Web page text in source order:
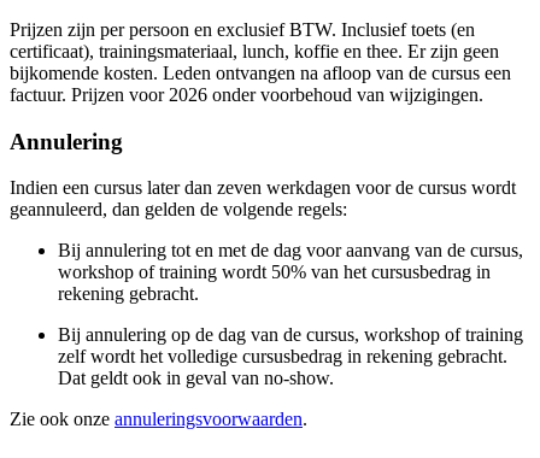
Prijzen zijn per persoon en exclusief BTW. Inclusief toets (en
certificaat), trainingsmateriaal, lunch, koffie en thee. Er zijn geen
bijkomende kosten. Leden ontvangen na afloop van de cursus een
factuur. Prijzen voor 2026 onder voorbehoud van wijzigingen.
Annulering
Indien een cursus later dan zeven werkdagen voor de cursus wordt
geannuleerd, dan gelden de volgende regels:
Bij annulering tot en met de dag voor aanvang van de cursus,
workshop of training wordt 50% van het cursusbedrag in
rekening gebracht.
Bij annulering op de dag van de cursus, workshop of training
zelf wordt het volledige cursusbedrag in rekening gebracht.
Dat geldt ook in geval van no-show.
Zie ook onze annuleringsvoorwaarden.